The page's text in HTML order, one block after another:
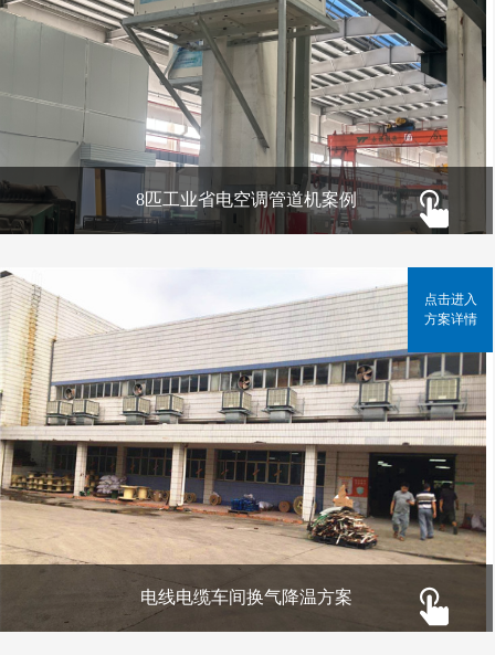
8匹工业省电空调管道机案例
电线电缆车间换气降温方案
点击进入
方案详情